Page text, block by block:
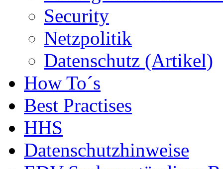
Security
Netzpolitik
Datenschutz (Artikel)
How To´s
Best Practises
HHS
Datenschutzhinweise